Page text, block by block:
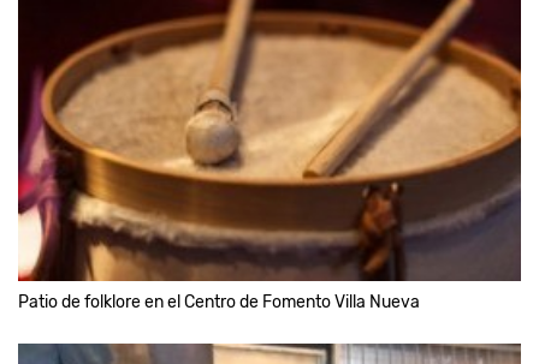
Patio de folklore en el Centro de Fomento Villa Nueva